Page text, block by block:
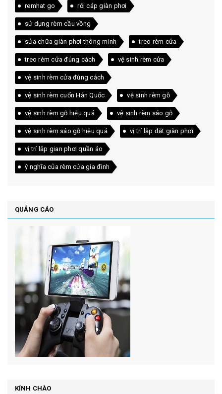
remhat go rối cáp giàn phơi
sử dụng rèm cầu vồng
sửa chữa giàn phơi thông minh treo rèm cửa
treo rèm cửa đúng cách vệ sinh rèm cửa
vệ sinh rèm cửa đúng cách
vệ sinh rèm cuốn Hàn Quốc vệ sinh rèm gỗ
vệ sinh rèm gỗ hiệu quả vệ sinh rèm sáo gỗ
vệ sinh rèm sáo gỗ hiệu quả vị trí lắp đặt giàn phơi
vị trí lắp gian phơi quần áo
ý nghĩa của rèm cửa gia đình
QUẢNG CÁO
KÍNH CHÀO